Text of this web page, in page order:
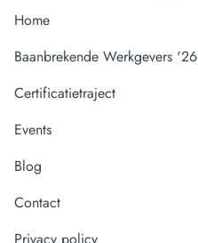
Home
Baanbrekende Werkgevers '26
Certificatietraject
Events
Blog
Contact